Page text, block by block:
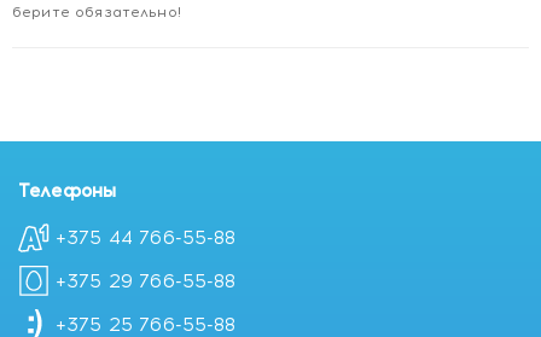
берите обязательно!
Телефоны
+375 44 766-55-88
+375 29 766-55-88
+375 25 766-55-88